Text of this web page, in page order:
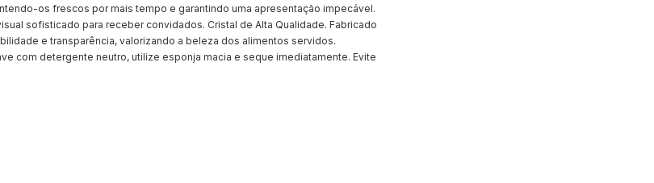
os frescos por mais tempo e garantindo uma apresentação impecável.
sofisticado para receber convidados. Cristal de Alta Qualidade. Fabricado
e transparência, valorizando a beleza dos alimentos servidos.
com detergente neutro, utilize esponja macia e seque imediatamente. Evite